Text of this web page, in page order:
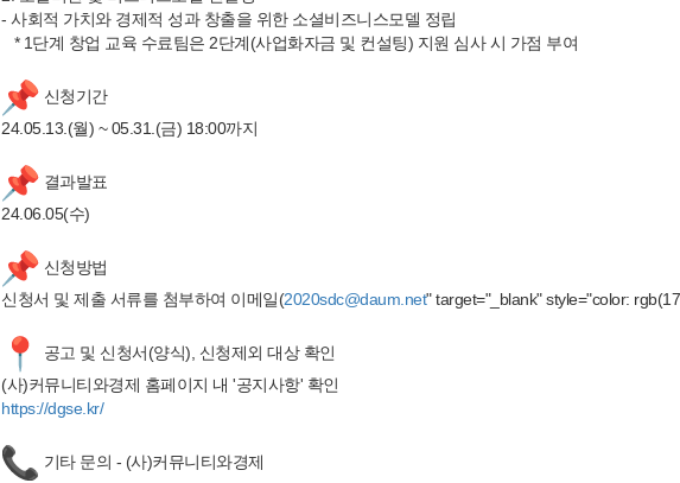
- 사회적 가치와 경제적 성과 창출을 위한 소셜비즈니스모델 정립
* 1단계 창업 교육 수료팀은 2단계(사업화자금 및 컨설팅) 지원 심사 시 가점 부여
신청기간
24.05.13.(월) ~ 05.31.(금) 18:00까지
결과발표
24.06.05(수)
신청방법
신청서 및 제출 서류를 첨부하여 이메일(2020sdc@daum.net" target="_blank" style="color:
공고 및 신청서(양식), 신청제외 대상 확인
(사)커뮤니티와경제 홈페이지 내 '공지사항' 확인
https://dgse.kr/
기타 문의 - (사)커뮤니티와경제